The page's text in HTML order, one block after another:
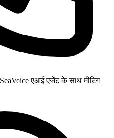
SeaVoice एआई एजेंट के साथ मीटिंग